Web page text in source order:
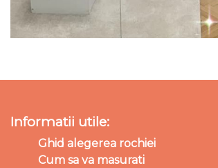
Informatii utile:
Ghid alegerea rochiei
Cum sa va masurati